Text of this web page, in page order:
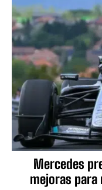
Mercedes
mejoras para